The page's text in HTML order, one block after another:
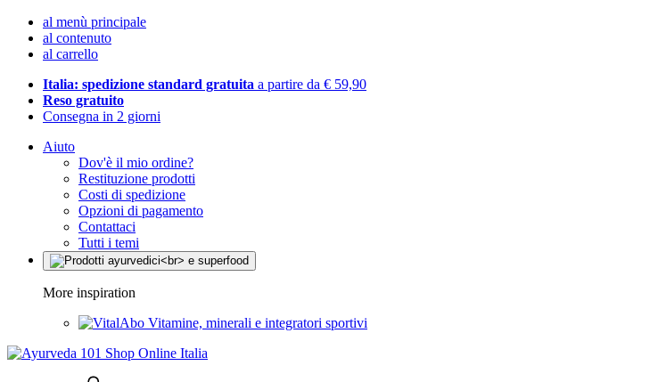
al menù principale
al contenuto
al carrello
Italia: spedizione standard gratuita a partire da € 59,90
Reso gratuito
Consegna in 2 giorni
Aiuto
Dov'è il mio ordine?
Restituzione prodotti
Costi di spedizione
Opzioni di pagamento
Contattaci
Tutti i temi
More inspiration
Vitamine, minerali e integratori sportivi